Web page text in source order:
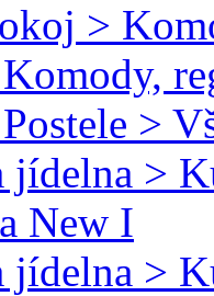
>
>
jídelna >
New I
jídelna >